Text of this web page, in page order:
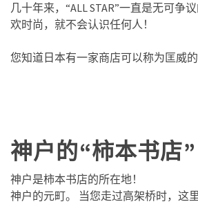
几十年来，“ALL STAR”一直是无可争
欢时尚，就不会认识任何人！
您知道日本有一家商店可以称为匡威的
神户的“柿本书店”
神户是柿本书店的所在地！
神户的元町。 当您走过高架桥时，这